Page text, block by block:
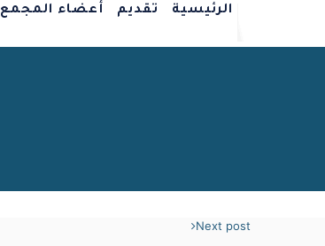
الرئيسية تقديم أعضاء المجمع
Next post